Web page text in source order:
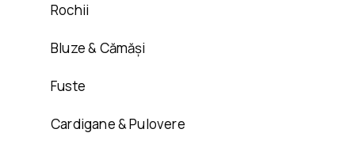
Rochii
Bluze & Cămăși
Fuste
Cardigane & Pulovere